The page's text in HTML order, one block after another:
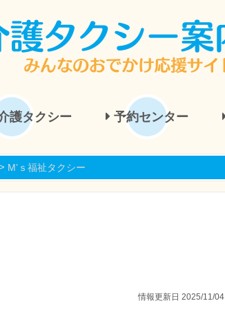
護タクシー 予約センター
M’ｓ福祉タクシー
情報更新日 2025/11/04